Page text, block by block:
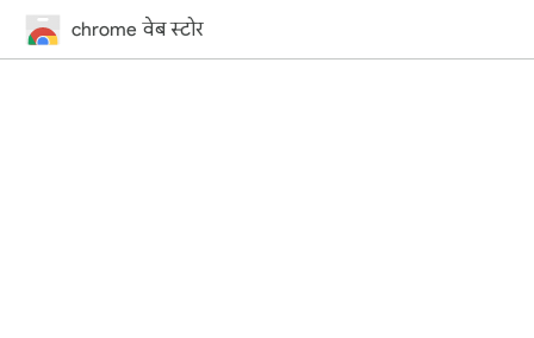
chrome वेब स्टोर